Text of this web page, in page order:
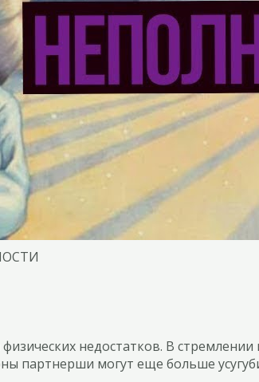
недостатков. В
партнерши могут еще больше